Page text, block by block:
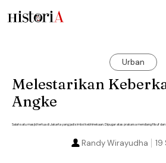
Urban
Melestarikan
Angke
Salah satu masjid tertua di Jakarta yang jadi simbol kebhinekaan. Dipugar atas prakarsa mendiang filsuf dan
19
Randy Wirayudha